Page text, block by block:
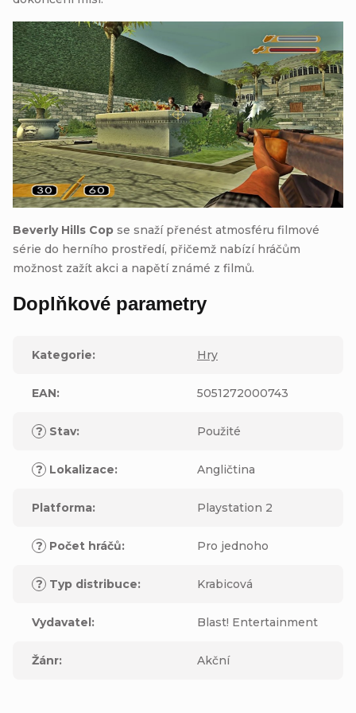
Beverly Hills Cop se snaží přenést atmosféru filmové
série do herního prostředí, přičemž nabízí hráčům
možnost zažít akci a napětí známé z filmů.
Doplňkové parametry
Kategorie: Hry
EAN: 5051272000743
? Stav: Použité
? Lokalizace: Angličtina
Platforma: Playstation 2
? Počet hráčů: Pro jednoho
? Typ distribuce: Krabicová
Vydavatel: Blast! Entertainment
Žánr: Akční